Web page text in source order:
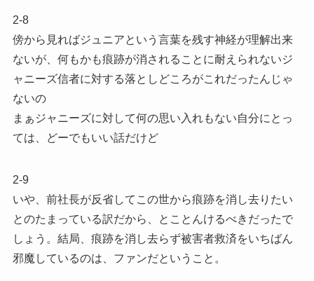
2-8
傍から見ればジュニアという言葉を残す神経が理解出来
ないが、何もかも痕跡が消されることに耐えられないジ
ャニーズ信者に対する落としどころがこれだったんじゃ
ないの
まぁジャニーズに対して何の思い入れもない自分にとっ
ては、どーでもいい話だけど
2-9
いや、前社長が反省してこの世から痕跡を消し去りたい
とのたまっている訳だから、とことんけるべきだったで
しょう。結局、痕跡を消し去らず被害者救済をいちばん
邪魔しているのは、ファンだということ。